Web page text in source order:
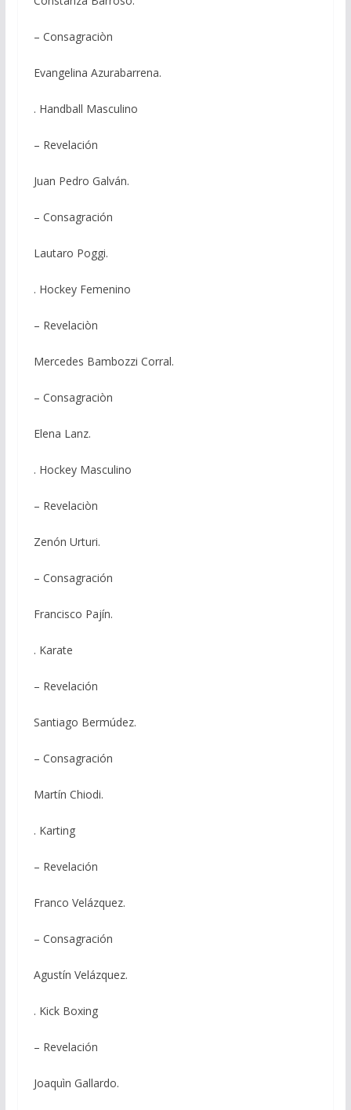
– Consagraciòn
Evangelina Azurabarrena.
. Handball Masculino
– Revelación
Juan Pedro Galván.
– Consagración
Lautaro Poggi.
. Hockey Femenino
– Revelaciòn
Mercedes Bambozzi Corral.
– Consagraciòn
Elena Lanz.
. Hockey Masculino
– Revelaciòn
Zenón Urturi.
– Consagración
Francisco Pajín.
. Karate
– Revelación
Santiago Bermúdez.
– Consagración
Martín Chiodi.
. Karting
– Revelación
Franco Velázquez.
– Consagración
Agustín Velázquez.
. Kick Boxing
– Revelación
Joaquìn Gallardo.